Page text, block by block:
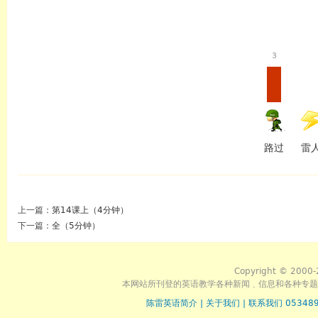
3
路过 雷
上一篇： 第14课上（4分钟）
下一篇： 全（5分钟）
Copyright © 2000-
本网站所刊登的英语教学各种新闻﹑信息和各种专
陈雷英语简介
关于我们
联系我们